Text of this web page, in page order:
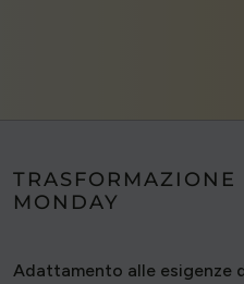
TRASFORMAZIONE
MONDAY
Adattamento alle esigenze